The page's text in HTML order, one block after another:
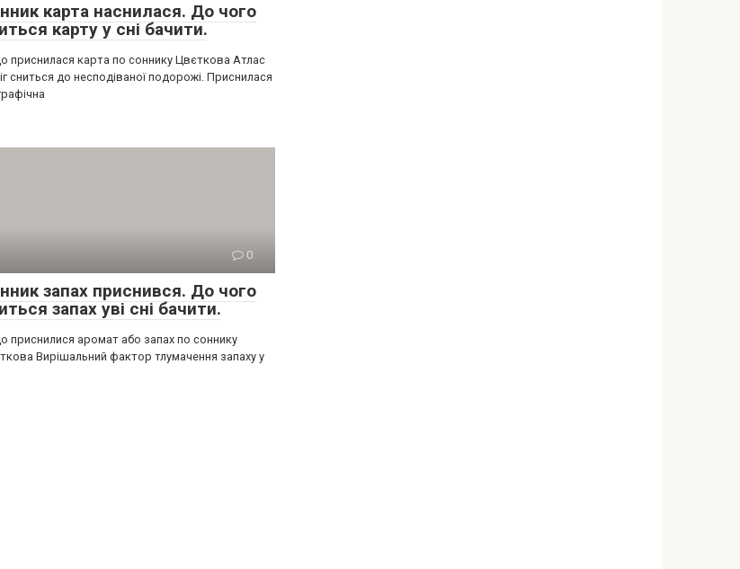
карта наснилася. До чого
карту у сні бачити.
приснилася карта по соннику Цвєткова Атлас
сниться до несподіваної подорожі. Приснилася
0
запах приснився. До чого
запах уві сні бачити.
приснилися аромат або запах по соннику
Вирішальний фактор тлумачення запаху у